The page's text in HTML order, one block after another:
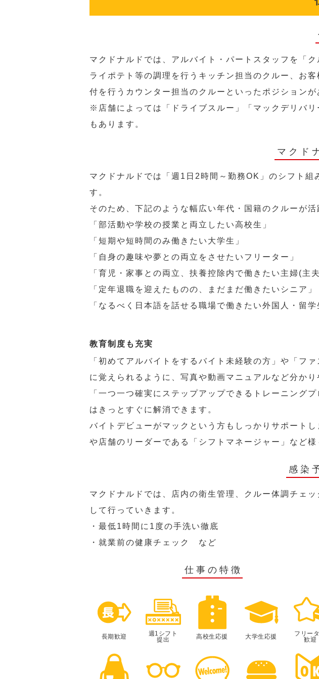
マクドナルドでは、アルバイト・パートスタッフを「
ライポテト等の調理を行うキッチン担当のクルー、お
付を行うカウンター担当のクルーといったポジションが
※店舗によっては「ドライブスルー」「マックデリバ
もあります。
マクド
マクドナルドでは「週1日2時間～勤務OK」のシフト
す。
そのため、下記のような幅広い年代・国籍のクルーが活
「部活動や学校の授業と両立したい高校生」
「短期や短時間のみ働きたい大学生」
「自身の趣味や夢との両立をさせたいフリーター」
「育児・家事との両立、扶養控除内で働きたい主婦(主夫
「定年退職を迎えたものの、まだまだ働きたいシニア」
「なるべく日本語を話せる職場で働きたい外国人・留学
教育制度も充実
「初めてアルバイトをするバイト未経験の方」や「フ
に覚えられるように、写真や動画マニュアルなど分か
「一つ一つ確実にステップアップできるトレーニング
はきっとすぐに解消できます。
バイトデビューがマックという方もしっかりサポート
や店舗のリーダーである「シフトマネージャー」など
感染
マクドナルドでは、店内の衛生管理、クルー体調チェ
して行っていきます。
・最低1時間に1度の手洗い徹底
・就業前の健康チェック など
仕事の特徴
長期歓迎
週1シフト
提出
高校生応援 大学生応援
フリー
歓迎